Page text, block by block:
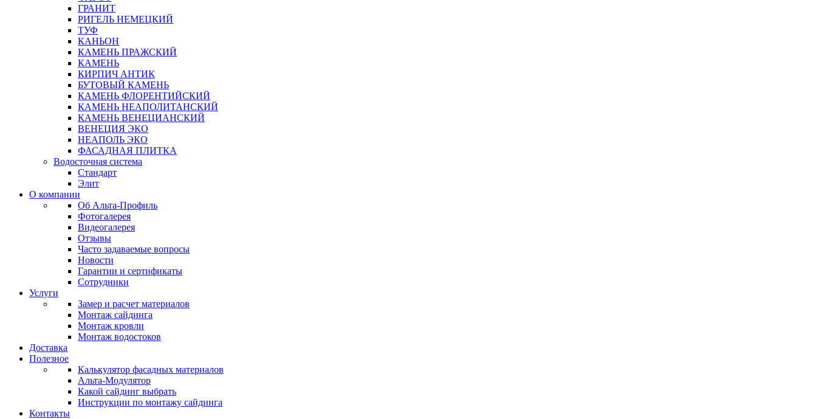
ГРАНИТ
РИГЕЛЬ НЕМЕЦКИЙ
ТУФ
КАНЬОН
КАМЕНЬ ПРАЖСКИЙ
КАМЕНЬ
КИРПИЧ АНТИК
БУТОВЫЙ КАМЕНЬ
КАМЕНЬ ФЛОРЕНТИЙСКИЙ
КАМЕНЬ НЕАПОЛИТАНСКИЙ
КАМЕНЬ ВЕНЕЦИАНСКИЙ
ВЕНЕЦИЯ ЭКО
НЕАПОЛЬ ЭКО
ФАСАДНАЯ ПЛИТКА
Водосточная система
Стандарт
Элит
О компании
Об Альта-Профиль
Фотогалерея
Видеогалерея
Отзывы
Часто задаваемые вопросы
Новости
Гарантии и сертификаты
Сотрудники
Услуги
Замер и расчет материалов
Монтаж сайдинга
Монтаж кровли
Монтаж водостоков
Доставка
Полезное
Калькулятор фасадных материалов
Альта-Модулятор
Какой сайдинг выбрать
Инструкции по монтажу сайдинга
Контакты